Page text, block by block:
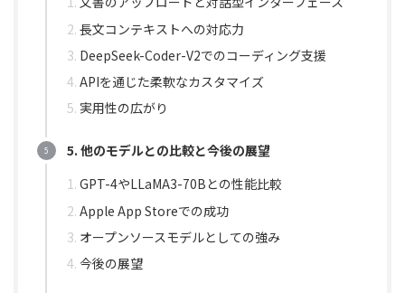
長文コンテキストへの対応力
DeepSeek-Coder-V2でのコーディング支援
APIを通じた柔軟なカスタマイズ
実用性の広がり
5. 他のモデルとの比較と今後の展望
GPT-4やLLaMA3-70Bとの性能比較
Apple App Storeでの成功
オープンソースモデルとしての強み
今後の展望